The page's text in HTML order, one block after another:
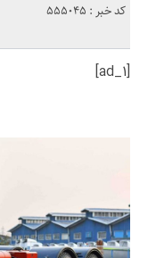
کد خبر : 555045
[ad_1]